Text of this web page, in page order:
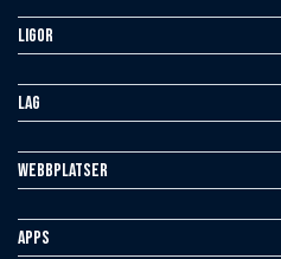
Ligor
Lag
Webbplatser
Apps